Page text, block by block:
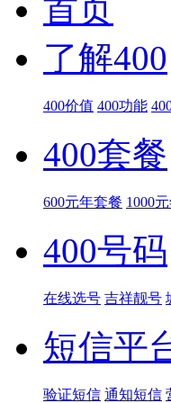
首页
了解400
400价值 400功能
400套餐
600元年套餐 1000
400号码
在线选号 吉祥靓号
短信平
验证短信 通知短信